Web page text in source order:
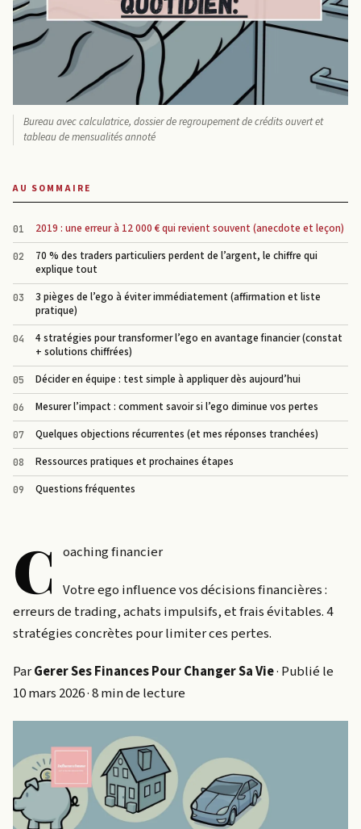
Bureau avec calculatrice, dossier de regroupement de crédits ouvert et
tableau de mensualités annoté
AU SOMMAIRE
2019 : une erreur à 12 000 € qui revient souvent (anecdote et leçon)
70 % des traders particuliers perdent de l’argent, le chiffre qui
explique tout
3 pièges de l’ego à éviter immédiatement (affirmation et liste
pratique)
4 stratégies pour transformer l’ego en avantage financier (constat
+ solutions chiffrées)
Décider en équipe : test simple à appliquer dès aujourd’hui
Mesurer l’impact : comment savoir si l’ego diminue vos pertes
Quelques objections récurrentes (et mes réponses tranchées)
Ressources pratiques et prochaines étapes
Questions fréquentes
C oaching financier
Votre ego influence vos décisions financières :
erreurs de trading, achats impulsifs, et frais évitables. 4
stratégies concrètes pour limiter ces pertes.
ParGerer Ses Finances Pour Changer Sa Vie· Publié le
10 mars 2026 · 8 min de lecture